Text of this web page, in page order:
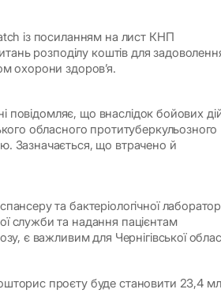
із посиланням на лист КНП
розподілу коштів для
охорони здоров’я.
повідомляє, що внаслідок бойових
обласного протитуберкульозного
Зазначається, що втрачено й
та бактеріологічної
служби та надання пацієнтам
є важливим для Чернігівської
проєту буде становити 23,4